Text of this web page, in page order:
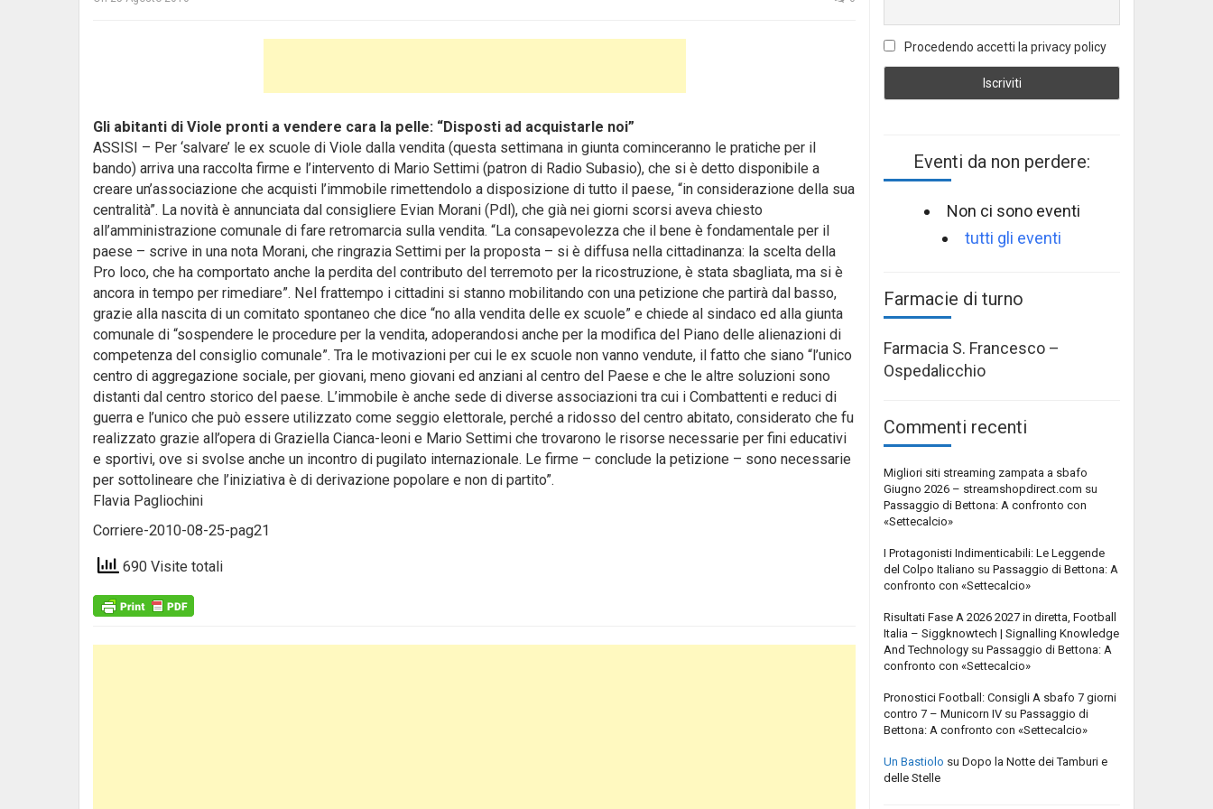
Gli abitanti di Viole pronti a vendere cara la pelle: “Disposti ad acquistarle noi”
ASSISI – Per ‘salvare’ le ex scuole di Viole dalla vendita (questa settimana in giunta cominceranno le pratiche per il
bando) arriva una raccolta firme e l’intervento di Mario Settimi (patron di Radio Subasio), che si è detto disponibile a
creare un’associazione che acquisti l’immobile rimettendolo a disposizione di tutto il paese, “in considerazione della sua
centralità”. La novità è annunciata dal consigliere Evian Morani (Pdl), che già nei giorni scorsi aveva chiesto
all’amministrazione comunale di fare retromarcia sulla vendita. “La consapevolezza che il bene è fondamentale per il
paese – scrive in una nota Morani, che ringrazia Settimi per la proposta – si è diffusa nella cittadinanza: la scelta della
Pro loco, che ha comportato anche la perdita del contributo del terremoto per la ricostruzione, è stata sbagliata, ma si è
ancora in tempo per rimediare”. Nel frattempo i cittadini si stanno mobilitando con una petizione che partirà dal basso,
grazie alla nascita di un comitato spontaneo che dice “no alla vendita delle ex scuole” e chiede al sindaco ed alla giunta
comunale di “sospendere le procedure per la vendita, adoperandosi anche per la modifica del Piano delle alienazioni di
competenza del consiglio comunale”. Tra le motivazioni per cui le ex scuole non vanno vendute, il fatto che siano “l’unico
centro di aggregazione sociale, per giovani, meno giovani ed anziani al centro del Paese e che le altre soluzioni sono
distanti dal centro storico del paese. L’immobile è anche sede di diverse associazioni tra cui i Combattenti e reduci di
guerra e l’unico che può essere utilizzato come seggio elettorale, perché a ridosso del centro abitato, considerato che fu
realizzato grazie all’opera di Graziella Cianca-leoni e Mario Settimi che trovarono le risorse necessarie per fini educativi
e sportivi, ove si svolse anche un incontro di pugilato internazionale. Le firme – conclude la petizione – sono necessarie
per sottolineare che l’iniziativa è di derivazione popolare e non di partito”.
Flavia Pagliochini
Corriere-2010-08-25-pag21
690 Visite totali
Procedendo accetti la privacy policy
Eventi da non perdere:
Non ci sono eventi
tutti gli eventi
Farmacie di turno
Farmacia S. Francesco –
Ospedalicchio
Commenti recenti
Migliori siti streaming zampata a sbafo
Giugno 2026 – streamshopdirect.com su
Passaggio di Bettona: A confronto con
«Settecalcio»
I Protagonisti Indimenticabili: Le Leggende
del Colpo Italiano su Passaggio di Bettona: A
confronto con «Settecalcio»
Risultati Fase A 2026 2027 in diretta, Football
Italia – Siggknowtech | Signalling Knowledge
And Technology su Passaggio di Bettona: A
confronto con «Settecalcio»
Pronostici Football: Consigli A sbafo 7 giorni
contro 7 – Municorn IV su Passaggio di
Bettona: A confronto con «Settecalcio»
Un Bastiolo su Dopo la Notte dei Tamburi e
delle Stelle